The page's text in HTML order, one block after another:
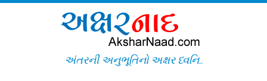
અંતરની અનુભૂતિનો અક્ષર ધ્વનિ..